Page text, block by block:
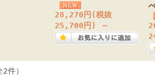
28,270円 (税抜
25,700円)
～
件）